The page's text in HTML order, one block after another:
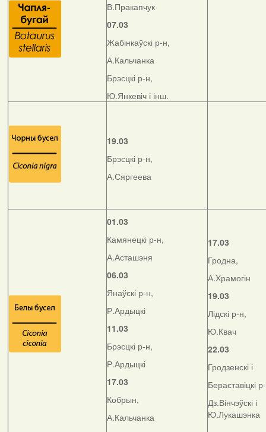
В.Пракапчук
07.03
Жабінкаўскі р-н,
А.Кальчанка
Брэсцкі р-н,
Ю.Янкевіч і інш.
19.03
Брэсцкі р-н,
А.Сяргеева
01.03
Камянецкі р-н,
А.Асташэня
06.03
Янаўскі р-н,
Р.Ардыцкі
11.03
Брэсцкі р-н,
Р.Ардыцкі
17.03
Кобрын,
А.Кальчанка
17.03
Гродна,
А.Храмогін
19.03
Лідскі р-н,
Ю.Квач
22.03
Гродзенскі і
Бераставіцкі
Дз.Вінчэўскі і
Ю.Лукашэнка